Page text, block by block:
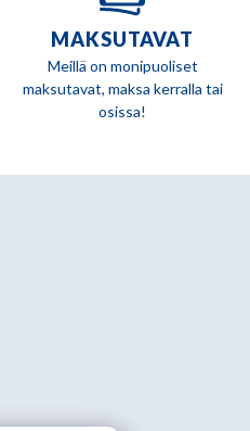
MAKSUTAVAT
Meillä on monipuoliset
maksutavat, maksa kerralla tai
osissa!